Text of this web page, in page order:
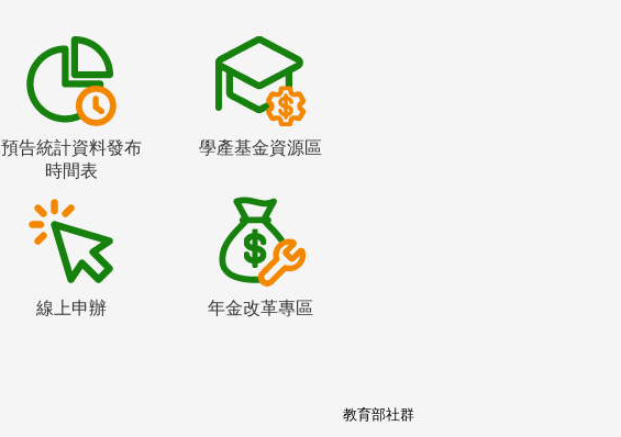
預告統計資料發布
時間表
學產基金資源區
線上申辦 年金改革專區
教育部社群